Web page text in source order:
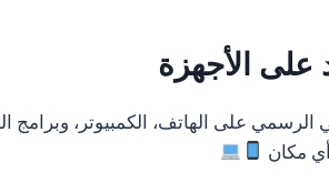
على الأجهزة
على الهاتف، الكمبيوتر، وبرامج
مكان